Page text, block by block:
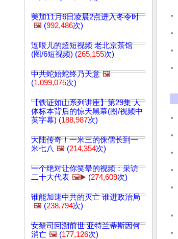
美加11月6日凌晨2点进入冬令时
🖼️ (992,486次)
逗哏儿的超短视频 老北京茶馆
(图/6短视频) (265,155次)
中共蛇始蛇终乃天意 🖼️
(1,099,075次)
【铁证如山系列讲座】第29集 人
体标本背后的惊天黑幕(图/视频中
英字幕) (188,987次)
大陆传奇！一米三的侏儒长到一
米七八 🖼️ (214,354次)
一个绝对让你笑晕的视频：采访
二十大代表 🖼️▶️ (274,609次)
谁能加速中共的灭亡 谁进政治局
🖼️ (238,794次)
女祭司回溯前世 亚特兰蒂斯因何
消亡 🖼️ (177,126次)